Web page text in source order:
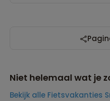
Niet helemaal wat je
Bekijk alle Fietsvakanties